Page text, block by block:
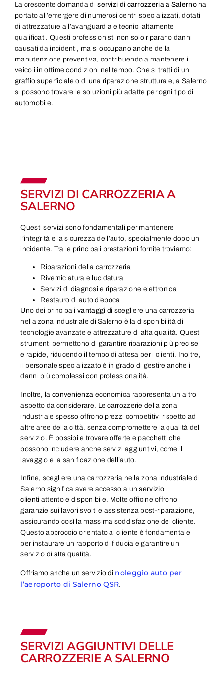
La crescente domanda diservizi di carrozzeria a Salernoha
portato all’emergere di numerosi centri specializzati, dotati
di attrezzature all’avanguardia e tecnici altamente
qualificati. Questi professionisti non solo riparano danni
causati da incidenti, ma si occupano anche della
manutenzione preventiva, contribuendo a mantenere i
veicoli in ottime condizioni nel tempo. Che si tratti di un
graffio superficiale o di una riparazione strutturale, a Salerno
si possono trovare le soluzioni più adatte per ogni tipo di
automobile.
SERVIZI DI CARROZZERIA A
SALERNO
Questi servizi sono fondamentali per mantenere
l’integrità e la sicurezza dell’auto, specialmente dopo un
incidente. Tra le principali prestazioni fornite troviamo:
Riparazioni della carrozzeria
Riverniciatura e lucidatura
Servizi di diagnosi e riparazione elettronica
Restauro di auto d’epoca
Uno dei principalivantaggi di scegliere una carrozzeria
nella zona industriale di Salerno è la disponibilità di
tecnologie avanzate e attrezzature di alta qualità. Questi
strumenti permettono di garantire riparazioni più precise
e rapide, riducendo il tempo di attesa per i clienti. Inoltre,
il personale specializzato è in grado di gestire anche i
danni più complessi con professionalità.
Inoltre, la convenienza economica rappresenta un altro
aspetto da considerare. Le carrozzerie della zona
industriale spesso offrono prezzi competitivi rispetto ad
altre aree della città, senza compromettere la qualità del
servizio. È possibile trovare offerte e pacchetti che
possono includere anche servizi aggiuntivi, come il
lavaggio e la sanificazione dell’auto.
Infine, scegliere una carrozzeria nella zona industriale di
Salerno significa avere accesso a unservizio
clienti attento e disponibile. Molte officine offrono
garanzie sui lavori svolti e assistenza post-riparazione,
assicurando così la massima soddisfazione del cliente.
Questo approccio orientato al cliente è fondamentale
per instaurare un rapporto di fiducia e garantire un
servizio di alta qualità.
Offriamo anche un servizio di noleggio auto per
l’aeroporto di Salerno QSR.
SERVIZI AGGIUNTIVI DELLE
CARROZZERIE A SALERNO